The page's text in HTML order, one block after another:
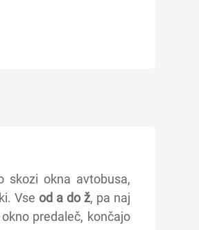
skozi okna avtobusa,
Vseod a do ž, pa naj
predaleč, končajo